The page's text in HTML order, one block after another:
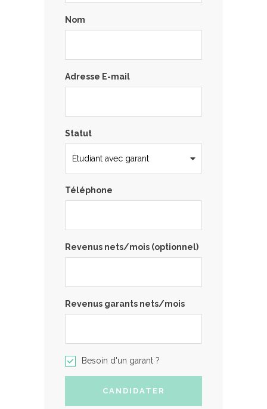
Nom
Adresse E-mail
Statut
Téléphone
Revenus nets/mois (optionnel)
Revenus garants nets/mois
Besoin d'un garant ?